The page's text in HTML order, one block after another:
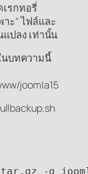
เรกทอรี่
าะ” ไฟล์และ
แปลง เท่านั้น
นบทความนี้
joomla15
-g